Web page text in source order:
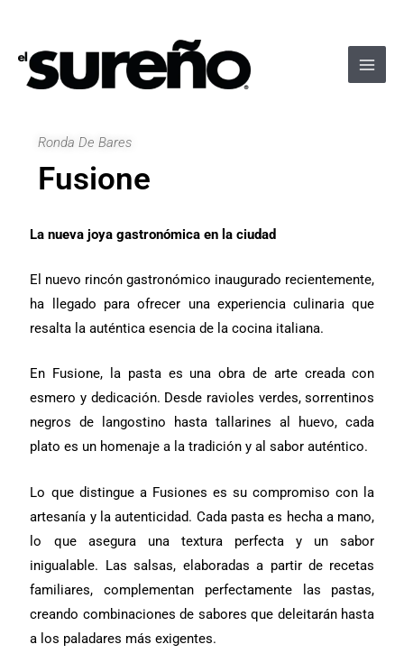
contenido
Ronda De Bares
Fusione
La nueva joya gastronómica en la ciudad
El nuevo rincón gastronómico inaugurado recientemente,
ha llegado para ofrecer una experiencia culinaria que
resalta la auténtica esencia de la cocina italiana.
En Fusione, la pasta es una obra de arte creada con
esmero y dedicación. Desde ravioles verdes, sorrentinos
negros de langostino hasta tallarines al huevo, cada
plato es un homenaje a la tradición y al sabor auténtico.
Lo que distingue a Fusiones es su compromiso con la
artesanía y la autenticidad. Cada pasta es hecha a mano,
lo que asegura una textura perfecta y un sabor
inigualable. Las salsas, elaboradas a partir de recetas
familiares, complementan perfectamente las pastas,
creando combinaciones de sabores que deleitarán hasta
a los paladares más exigentes.
entradas